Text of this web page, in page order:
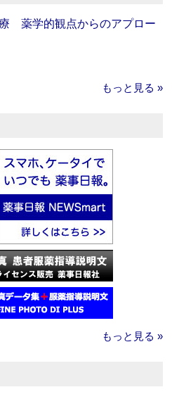
療 薬学的観点からのアプロー
もっと見る »
もっと見る »